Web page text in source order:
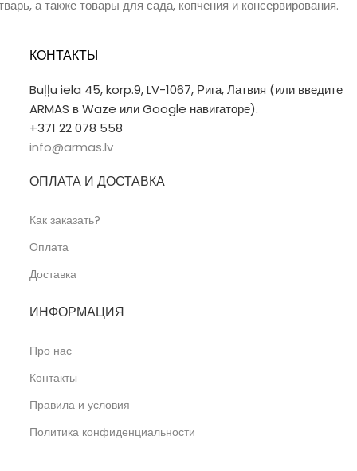
а также товары для сада, копчения и консервирования.
КОНТАКТЫ
Buļļu iela 45, korp.9, LV-1067, Рига, Латвия (или введите
ARMAS в Waze или Google навигаторе).
+371 22 078 558
info@armas.lv
ОПЛАТА И ДОСТАВКА
Как заказать?
Оплата
Доставка
ИНФОРМАЦИЯ
Про нас
Контакты
Правила и условия
Политика конфиденциальности